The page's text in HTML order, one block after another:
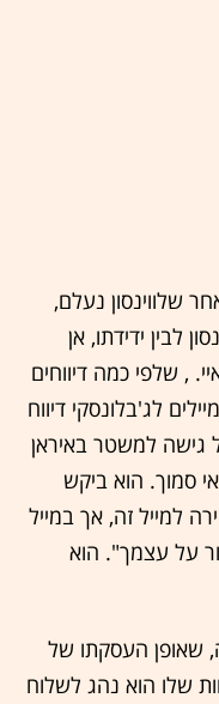
שנה לאחר שלווינסון נעלם,
לבין ידידתו, אן
, שלפי כמה דיווחים
לג'בלונסקי דיווח
גישה למשטר באיראן
סמוך. הוא ביקש
למייל זה, אך במייל
על עצמך". הוא
שאופן העסקתו של
שלו הוא נהג לשלוח